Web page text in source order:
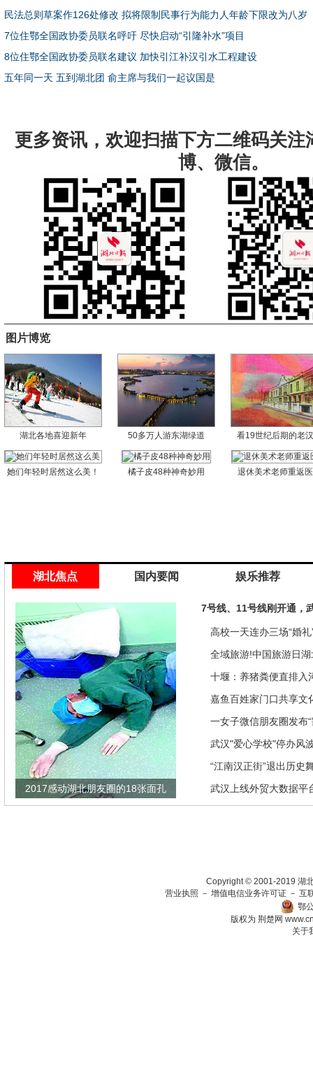
民法总则草案作126处修改 拟将限制民事行为能力人年龄下限改为八岁
7位住鄂全国政协委员联名呼吁 尽快启动“引隆补水”项目
8位住鄂全国政协委员联名建议 加快引江补汉引水工程建设
五年同一天 五到湖北团 俞主席与我们一起议国是
更多资讯，欢迎扫描下方二维码关注
博、微信。
图片博览
湖北各地喜迎新年 50多万人游东湖绿道 看19世纪后期的老
她们年轻时居然这么美！ 橘子皮48种神奇妙用 退休美术老师重返
湖北焦点 国内要闻 娱乐推荐
2017感动湖北朋友圈的18张面孔
7号线、11号线刚开通，
高校一天连办三场“婚
来是因为…
全域旅游!中国旅游日
推优惠政策
十堰：养猪粪便直排入
偿40余万元
嘉鱼百姓家门口共享文
馆讲座家里看
一女子微信朋友圈发布
发现竟是闹剧
武汉"爱心学校"停办风
“江南汉正街”退出历史
武汉上线外贸大数据平
Copyright © 2001-2019 湖
营业执照 － 增值电信业务许可证 － 互
鄂
版权为 荆楚网
关于